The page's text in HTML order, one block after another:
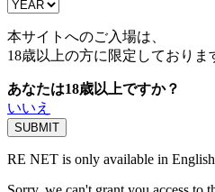
本サイトへのご入場は、
18歳以上の方に限定しておりま
あなたは18歳以上ですか？
いいえ
RE NET is only available in English